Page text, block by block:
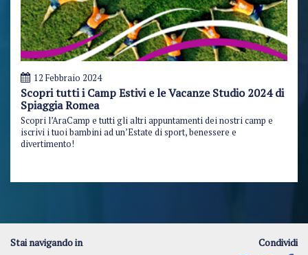
12 Febbraio 2024
Scopri tutti i Camp Estivi e le Vacanze Studio 2024 di
Spiaggia Romea
Scopri l’AraCamp e tutti gli altri appuntamenti dei nostri camp e
iscrivi i tuoi bambini ad un’Estate di sport, benessere e
divertimento!
Stai navigando in Condividi